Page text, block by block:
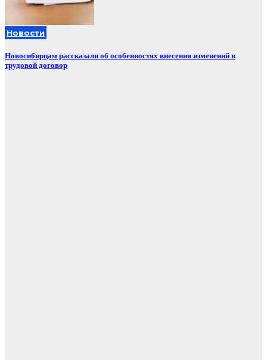
Новости
Новосибирцам рассказали об особенностях внесения изменений в
трудовой договор